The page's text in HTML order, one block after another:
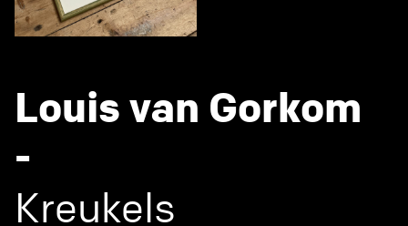
Louis van Gorkom
-
Kreukels